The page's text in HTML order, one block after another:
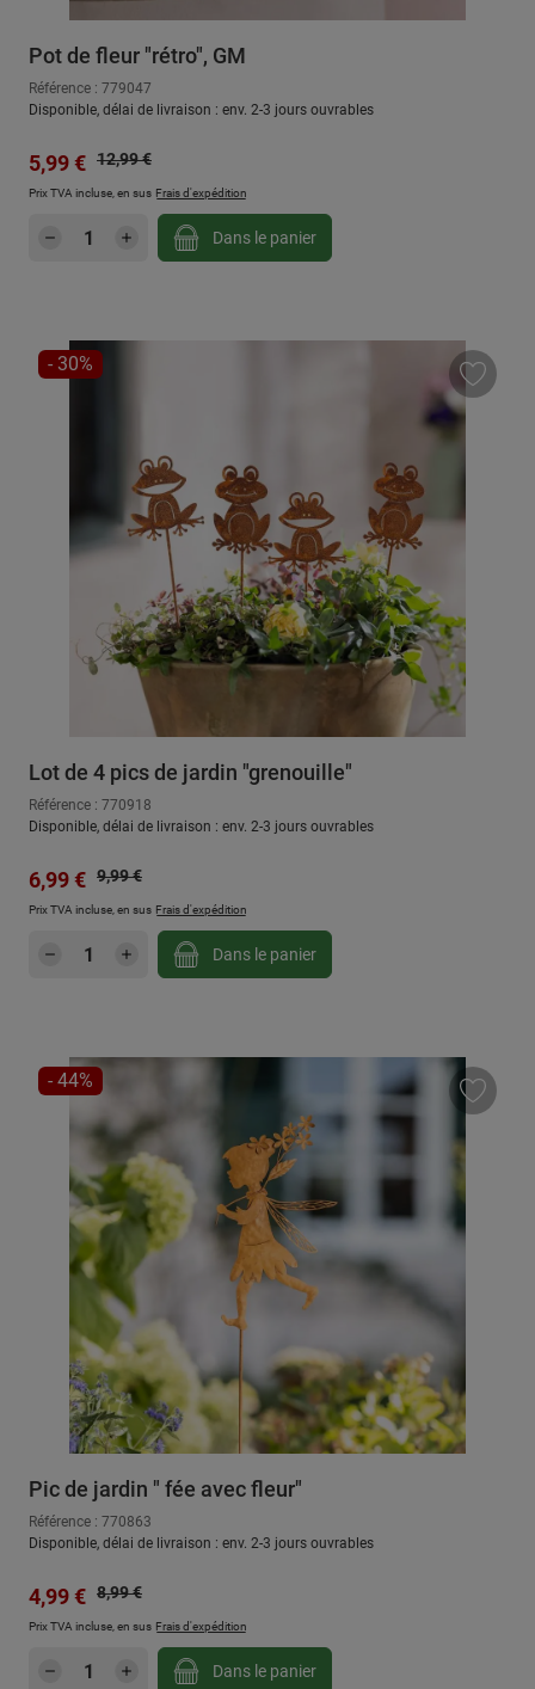
Pot de fleur "rétro", GM
Référence : 779047
Disponible, délai de livraison : env. 2-3 jours ouvrables
Prix de vente :
5,99 € Prix régulier :
12,99 €
Prix TVA incluse, en sus Frais d'expédition
Quantité de produit : Entrez la quantité
Dans le panier
RÉDUCTION
- 30%
Lot de 4 pics de jardin "grenouille"
Référence : 770918
Disponible, délai de livraison : env. 2-3 jours ouvrables
Prix de vente :
6,99 € Prix régulier :
9,99 €
Prix TVA incluse, en sus Frais d'expédition
Quantité de produit : Entrez la quantité
Dans le panier
RÉDUCTION
- 44%
Pic de jardin " fée avec fleur"
Référence : 770863
Disponible, délai de livraison : env. 2-3 jours ouvrables
Prix de vente :
4,99 € Prix régulier :
8,99 €
Prix TVA incluse, en sus Frais d'expédition
Quantité de produit : Entrez la quantité
Dans le panier